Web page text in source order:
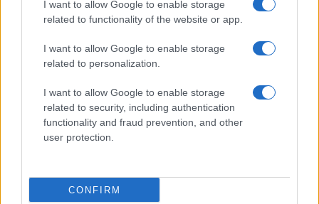
I want to allow Google to enable storage
related to functionality of the website or app.
I want to allow Google to enable storage
related to personalization.
I want to allow Google to enable storage
related to security, including authentication
functionality and fraud prevention, and other
user protection.
CONFIRM
Le ultime offerte di lavoro a Olbia e in Gallura
Cumuli di rifiuti a Santa Teresa Gallura, la
segnalazione dei residenti